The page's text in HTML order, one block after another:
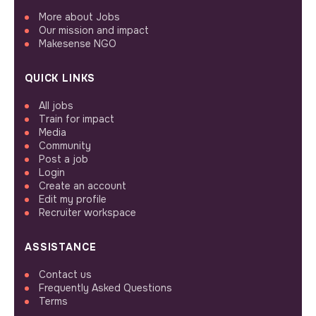
More about Jobs
Our mission and impact
Makesense NGO
QUICK LINKS
All jobs
Train for impact
Media
Community
Post a job
Login
Create an account
Edit my profile
Recruiter workspace
ASSISTANCE
Contact us
Frequently Asked Questions
Terms